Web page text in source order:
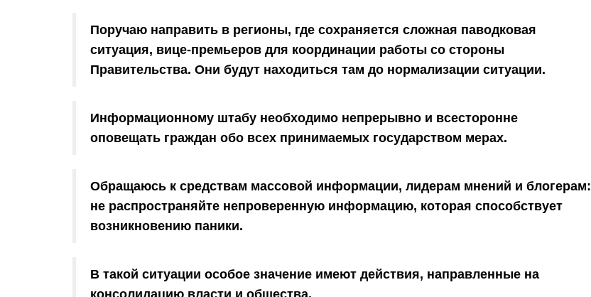
Поручаю направить в регионы, где сохраняется сложная паводковая
ситуация, вице-премьеров для координации работы со стороны
Правительства. Они будут находиться там до нормализации ситуации.
Информационному штабу необходимо непрерывно и всесторонне
оповещать граждан обо всех принимаемых государством мерах.
Обращаюсь к средствам массовой информации, лидерам мнений и блогерам:
не распространяйте непроверенную информацию, которая способствует
возникновению паники.
В такой ситуации особое значение имеют действия, направленные на
консолидацию власти и общества.